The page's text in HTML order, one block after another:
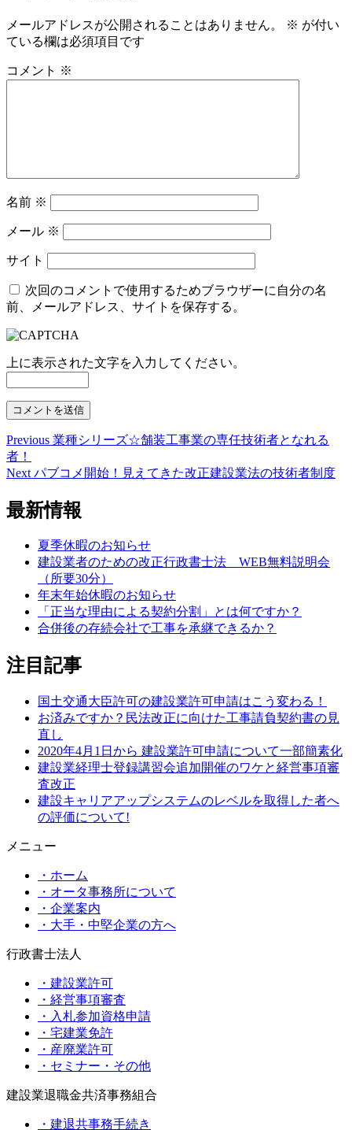
メールアドレスが公開されることはありません。 ※ が付い
ている欄は必須項目です
コメント ※
名前 ※
メール ※
サイト
次回のコメントで使用するためブラウザーに自分の名
前、メールアドレス、サイトを保存する。
上に表示された文字を入力してください。
投
稿
ビ
Previous Previous
業種シリーズ☆舗装工事業の専任技術者となれる
者！
Next Next
パブコメ開始！見えてきた改正建設業法の技術者制度
最新情報
夏季休暇のお知らせ
建設業者のための改正行政書士法 WEB無料説明会
（所要30分）
年末年始休暇のお知らせ
「正当な理由による契約分割」とは何ですか？
合併後の存続会社で工事を承継できるか？
注目記事
国土交通大臣許可の建設業許可申請はこう変わる！
お済みですか？民法改正に向けた工事請負契約書の見
直し
2020年4月1日から 建設業許可申請について一部簡素化
建設業経理士登録講習会追加開催のワケと経営事項審
査改正
建設キャリアアップシステムのレベルを取得した者へ
の評価について!
メニュー
・ホーム
・オータ事務所について
・企業案内
・大手・中堅企業の方へ
行政書士法人
・建設業許可
・経営事項審査
・入札参加資格申請
・宅建業免許
・産廃業許可
・セミナー・その他
建設業退職金共済事務組合
・建退共事務手続き